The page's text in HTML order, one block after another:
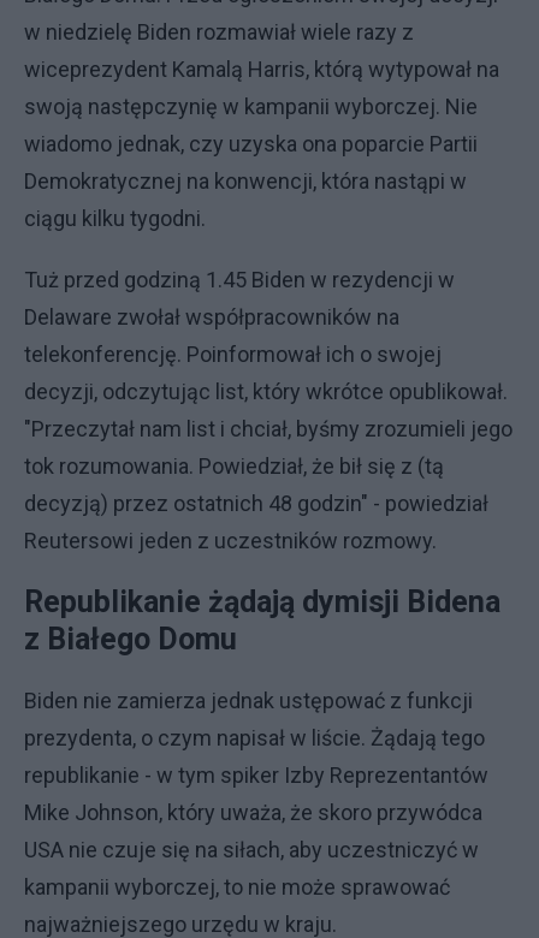
w niedzielę Biden rozmawiał wiele razy z
wiceprezydent Kamalą Harris, którą wytypował na
swoją następczynię w kampanii wyborczej. Nie
wiadomo jednak, czy uzyska ona poparcie Partii
Demokratycznej na konwencji, która nastąpi w
ciągu kilku tygodni.
Tuż przed godziną 1.45 Biden w rezydencji w
Delaware zwołał współpracowników na
telekonferencję. Poinformował ich o swojej
decyzji, odczytując list, który wkrótce opublikował.
"Przeczytał nam list i chciał, byśmy zrozumieli jego
tok rozumowania. Powiedział, że bił się z (tą
decyzją) przez ostatnich 48 godzin" - powiedział
Reutersowi jeden z uczestników rozmowy.
Republikanie żądają dymisji Bidena
z Białego Domu
Biden nie zamierza jednak ustępować z funkcji
prezydenta, o czym napisał w liście. Żądają tego
republikanie - w tym spiker Izby Reprezentantów
Mike Johnson, który uważa, że skoro przywódca
USA nie czuje się na siłach, aby uczestniczyć w
kampanii wyborczej, to nie może sprawować
najważniejszego urzędu w kraju.